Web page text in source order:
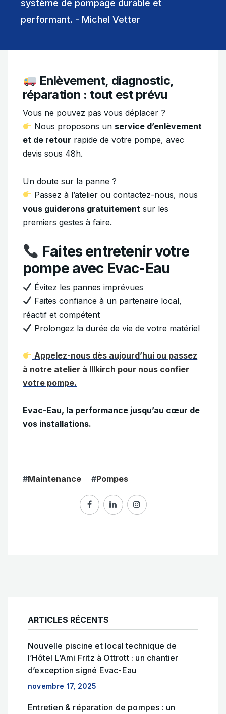
système de pompage durable et
performant. - Michel Vetter
Enlèvement, diagnostic,
réparation : tout est prévu
Vous ne pouvez pas vous déplacer ?
Nous proposons un service d’enlèvement
et de retour rapide de votre pompe, avec
devis sous 48h.
Un doute sur la panne ?
Passez à l’atelier ou contactez-nous, nous
vous guiderons gratuitement sur les
premiers gestes à faire.
Faites entretenir votre
pompe avec Evac-Eau
Évitez les pannes imprévues
Faites confiance à un partenaire local,
réactif et compétent
Prolongez la durée de vie de votre matériel
Appelez-nous dès aujourd’hui ou passez
à notre atelier à Illkirch pour nous confier
votre pompe.
Evac-Eau, la performance jusqu’au cœur de
vos installations.
#Maintenance #Pompes
ARTICLES RÉCENTS
Nouvelle piscine et local technique de
l’Hôtel L’Ami Fritz à Ottrott : un chantier
d’exception signé Evac-Eau
novembre 17, 2025
Entretien & réparation de pompes : un